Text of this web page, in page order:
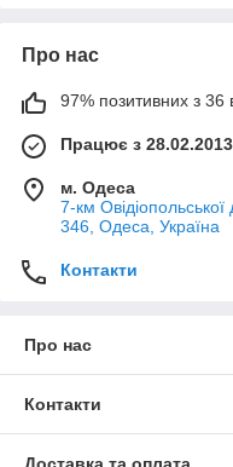
Про нас
97% позитивних з 36
Працює з 28.02.2013
м. Одеса
7-км
346, Одеса, Україна
Контакти
Про нас
Контакти
Доставка та оплата